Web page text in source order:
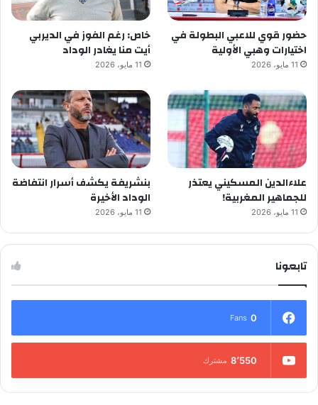
حضور قوي للاعبي البطولة في
اختيارات وهبي الأولية
11 مايو، 2026
خاص: رغم الفوز في الديربي
أيت منا يغادر الوداد
11 مايو، 2026
علاءالدين المسكيني يعتذر
للجماهير المغربية!
11 مايو، 2026
بنشريفة يكشف أسرار انتفاضة
الوداد الأخيرة
11 مايو، 2026
تابعونا
0
Fans
8٬550 مشترك